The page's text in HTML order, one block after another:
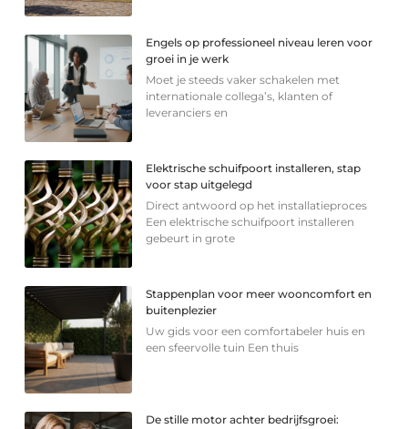
Engels op professioneel niveau leren voor
groei in je werk
Moet je steeds vaker schakelen met
internationale collega’s, klanten of
leveranciers en
Elektrische schuifpoort installeren, stap
voor stap uitgelegd
Direct antwoord op het installatieproces
Een elektrische schuifpoort installeren
gebeurt in grote
Stappenplan voor meer wooncomfort en
buitenplezier
Uw gids voor een comfortabeler huis en
een sfeervolle tuin Een thuis
De stille motor achter bedrijfsgroei: